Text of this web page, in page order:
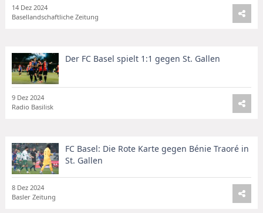
14 Dez 2024
Basellandschaftliche Zeitung
Der FC Basel spielt 1:1 gegen St. Gallen
9 Dez 2024
Radio Basilisk
FC Basel: Die Rote Karte gegen Bénie Traoré in
St. Gallen
8 Dez 2024
Basler Zeitung